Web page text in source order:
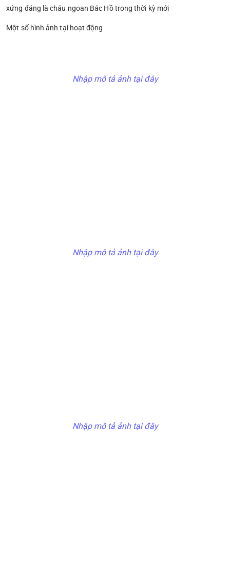
xứng đáng là cháu ngoan Bác Hồ trong thời kỳ mới
Một số hình ảnh tại hoạt động
Nhập mô tả ảnh tại đây
Nhập mô tả ảnh tại đây
Nhập mô tả ảnh tại đây